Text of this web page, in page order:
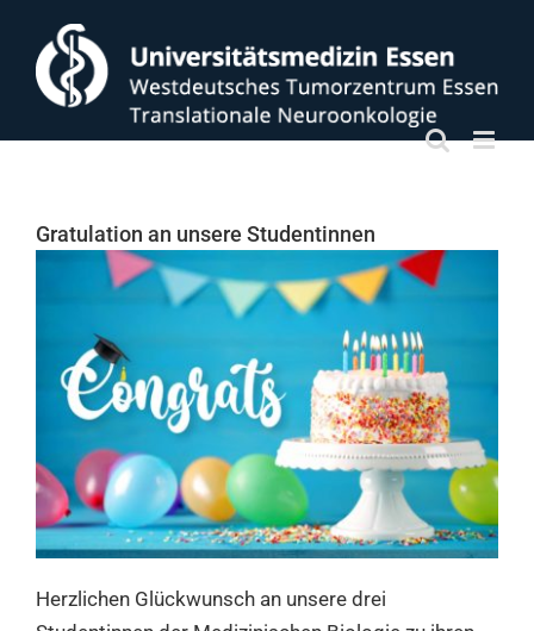
Inhalt
springen
Gratulation an unsere Studentinnen
Herzlichen Glückwunsch an unsere drei